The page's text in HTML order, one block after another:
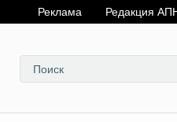
Реклама Редакция